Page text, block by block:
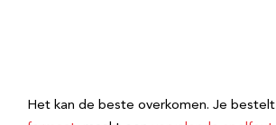
Het kan de beste overkomen. Je bestelt